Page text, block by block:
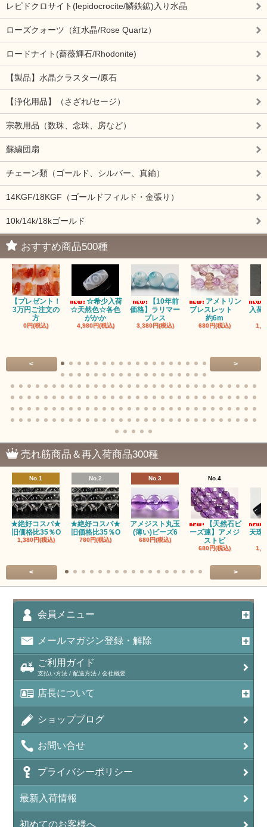
レピドクロサイト(lepidocrocite/鱗鉄鉱)入り水晶
ローズクォーツ（紅水晶/Rose Quartz）
ロードナイト(薔薇輝石/Rhodonite)
【製品】水晶クラスター/原石
【浄化用品】（さざれ/セージ）
宗教用品（数珠、念珠、房など）
蘇繍団扇
チェーン類（ゴールド、シルバー、真鍮）
14KGF/18KGF（ゴールドフィルド・金張り）
10k/14k/18kゴールド
おすすめ商品500種
【プレゼント！
3万円ご注文の
方
0円(税込)
☆希少入荷
☆天然色☆各色
がかか
4,980円(税込)
【10年前
価格】ラリマー
ブレス
3,380円(税込)
アメトリン
ブレスレット
約6m
680円(税込)
入荷
< >
売れ筋商品＆再入荷商品300種
No.1
★絶好コスパ★
旧価格比35％O
1,380円(税込)
No.2
★絶好コスパ★
旧価格比35％O
780円(税込)
No.3
アメジスト丸玉
(薄い)ビーズ6
680円(税込)
No.4
【天然石ビ
ーズ連】アメジ
ストビ
680円(税込)
天珠
< >
会員メニュー
メールマガジン登録・解除
ご利用ガイド
支払い方法 / 配送方法 / 会社概要
店長について
ショップブログ
お問い合せ
プライバシーポリシー
最新入荷情報
初めてのお客様へ